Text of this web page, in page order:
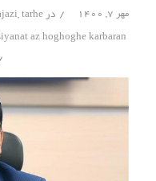
مهر ۷, ۱۴۰۰ / در ,tarhe
az hoghoghe karbaran